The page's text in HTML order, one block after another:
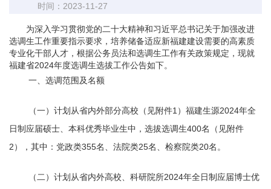
时间：2023-11-27
为深入学习贯彻党的二十大精神和习近平总书记关于加强改进
选调生工作重要指示要求，培养储备适应新福建建设需要的高素质
专业化干部人才，根据公务员法和选调生工作有关政策规定，现就
福建省2024年度选调生选拔工作公告如下。
一、选调范围及名额
（一）计划从省内外部分高校（见附件1）福建生源2024年全
日制应届硕士、本科优秀毕业生中，选拔选调生400名（见附件
2），其中：党政类355名、法院类25名、检察院类20名。
（二）计划从省内外高校、科研院所2024年全日制应届博士优